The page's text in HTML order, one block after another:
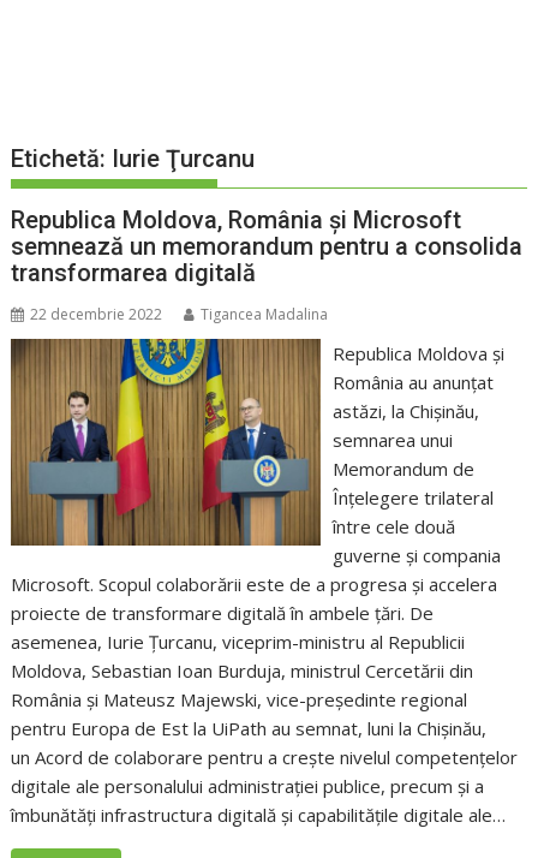
Etichetă: Iurie Ţurcanu
Republica Moldova, România şi Microsoft
semnează un memorandum pentru a consolida
transformarea digitală
22 decembrie 2022 Tigancea Madalina
Republica Moldova şi
România au anunţat
astăzi, la Chişinău,
semnarea unui
Memorandum de
Înţelegere trilateral
între cele două
guverne şi compania
Microsoft. Scopul colaborării este de a progresa şi accelera
proiecte de transformare digitală în ambele ţări. De
asemenea, Iurie Ţurcanu, viceprim-ministru al Republicii
Moldova, Sebastian Ioan Burduja, ministrul Cercetării din
România şi Mateusz Majewski, vice-preşedinte regional
pentru Europa de Est la UiPath au semnat, luni la Chişinău,
un Acord de colaborare pentru a creşte nivelul competenţelor
digitale ale personalului administraţiei publice, precum şi a
îmbunătăţi infrastructura digitală şi capabilităţile digitale ale…